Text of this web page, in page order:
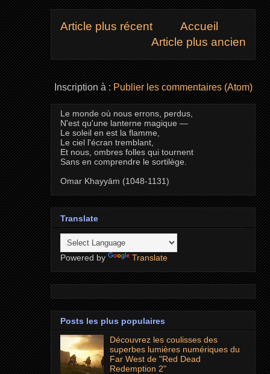
Article plus récent
Article plus ancien
Accueil
Inscription à :Publier les commentaires (Atom)
Le monde où nous errons, perdus,
N'est qu'une lanterne magique —
Le soleil en est la flamme,
Le ciel l'écran tremblant,
Et nous, ombres folles qui tournent
Sans en comprendre le sortilège.
Omar Khayyām (1048-1131)
Translate
Powered by Translate
Posts les plus populaires
Découvrez les coulisses des
superbes lumières numériques du
Far West de "Red Dead
Redemption 2"